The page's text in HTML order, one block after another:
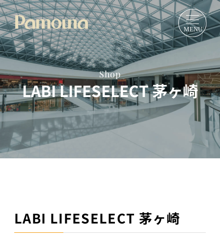
Shop
LABI LIFESELECT 茅ヶ崎
LABI LIFESELECT 茅ヶ崎